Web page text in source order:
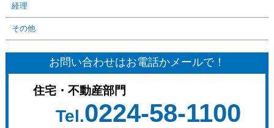
経理
その他
お問い合わせはお電話かメールで！
住宅・不動産部門
Tel.0224-58-1100